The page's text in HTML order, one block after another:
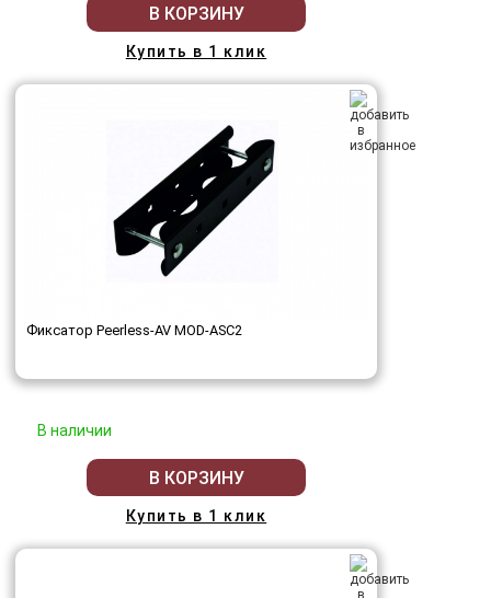
В КОРЗИНУ
Купить в 1 клик
Фиксатор Peerless-AV MOD-ASC2
В наличии
В КОРЗИНУ
Купить в 1 клик